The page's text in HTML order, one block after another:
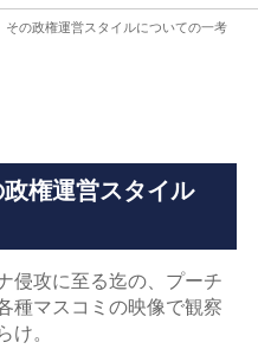
その政権運営スタイルについての一考
権運営スタイル
侵攻に至る迄の、プーチ
種マスコミの映像で観察
け。